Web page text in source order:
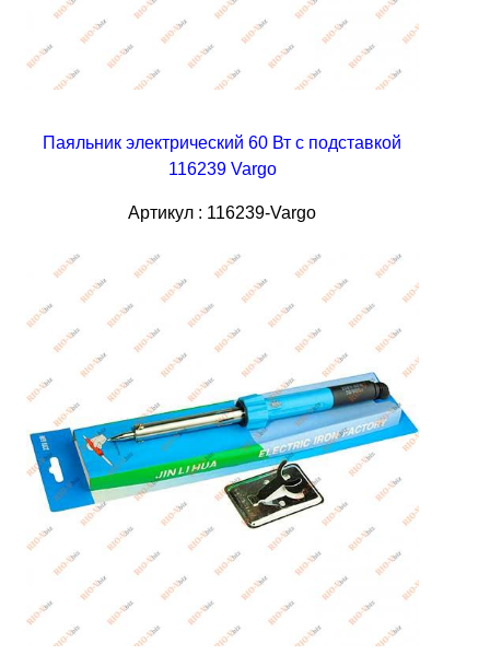
Паяльник электрический 60 Вт с подставкой
116239 Vargo
Артикул : 116239-Vargo